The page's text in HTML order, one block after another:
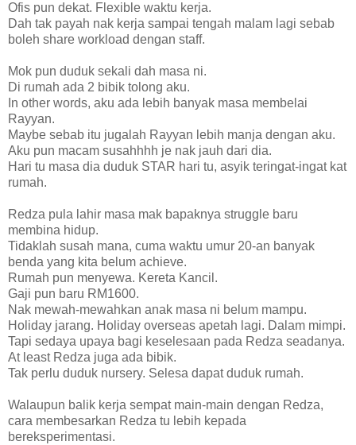
Ofis pun dekat. Flexible waktu kerja.
Dah tak payah nak kerja sampai tengah malam lagi sebab
boleh share workload dengan staff.
Mok pun duduk sekali dah masa ni.
Di rumah ada 2 bibik tolong aku.
In other words, aku ada lebih banyak masa membelai
Rayyan.
Maybe sebab itu jugalah Rayyan lebih manja dengan aku.
Aku pun macam susahhhh je nak jauh dari dia.
Hari tu masa dia duduk STAR hari tu, asyik teringat-ingat kat
rumah.
Redza pula lahir masa mak bapaknya struggle baru
membina hidup.
Tidaklah susah mana, cuma waktu umur 20-an banyak
benda yang kita belum achieve.
Rumah pun menyewa. Kereta Kancil.
Gaji pun baru RM1600.
Nak mewah-mewahkan anak masa ni belum mampu.
Holiday jarang. Holiday overseas apetah lagi. Dalam mimpi.
Tapi sedaya upaya bagi keselesaan pada Redza seadanya.
At least Redza juga ada bibik.
Tak perlu duduk nursery. Selesa dapat duduk rumah.
Walaupun balik kerja sempat main-main dengan Redza,
cara membesarkan Redza tu lebih kepada
bereksperimentasi.